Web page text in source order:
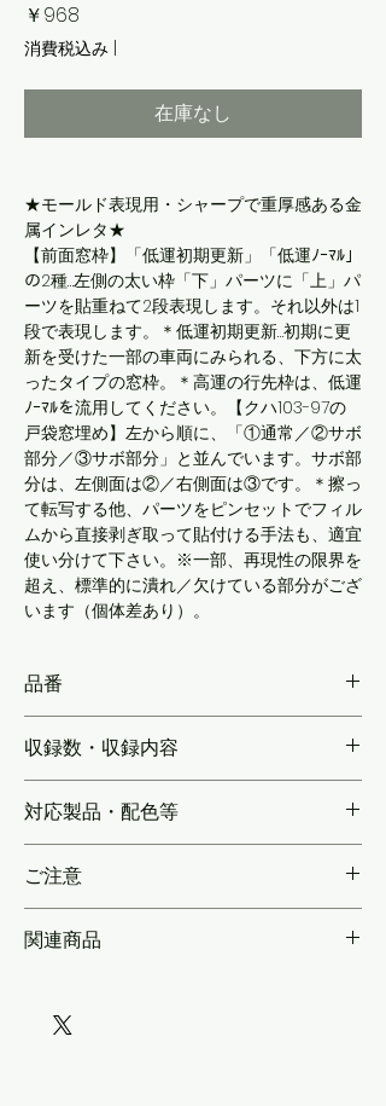
￥968
格
消費税込み
在庫なし
★モールド表現用・シャープで重厚感ある金
属インレタ★
【前面窓枠】「低運初期更新」「低運ﾉｰﾏﾙ」
の2種…左側の太い枠「下」パーツに「上」パ
ーツを貼重ねて2段表現します。それ以外は1
段で表現します。＊低運初期更新…初期に更
新を受けた一部の車両にみられる、下方に太
ったタイプの窓枠。＊高運の行先枠は、低運
ﾉｰﾏﾙを流用してください。【クハ103-97の
戸袋窓埋め】左から順に、「①通常／②サボ
部分／③サボ部分」と並んでいます。サボ部
分は、左側面は②／右側面は③です。＊擦っ
て転写する他、パーツをピンセットでフィル
ムから直接剥ぎ取って貼付ける手法も、適宜
使い分けて下さい。※一部、再現性の限界を
超え、標準的に潰れ／欠けている部分がござ
います（個体差あり）。
品番
収録数・収録内容
（低運：[A]初期更新車1両分／[B]中期更新車
2両分／[C]体質改善車2両分、[D]高運：2両
分）／播但線103系前面行先の縁2両分／高
運前面飾り帯6両分／クハ103-97戸袋窓埋め
対応製品・配色等
ご注意
貼付後にプライマー塗布が必要です＊＊無塗
関連商品